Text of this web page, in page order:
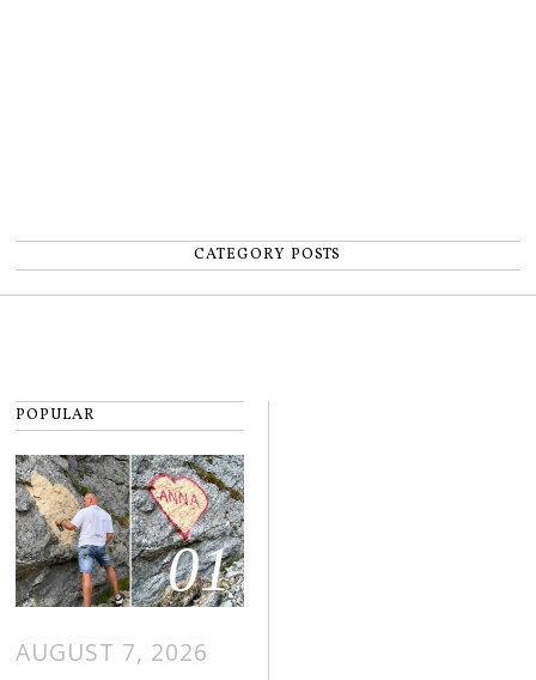
CATEGORY POSTS
POPULAR
01
AUGUST 7, 2026